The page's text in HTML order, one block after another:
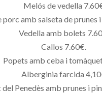
Melós de vedella
porc amb salseta de prunes
Vedella amb bolets
Callos 7.60€.
Popets amb ceba i
Alberginia farcida
del Penedès amb prunes i